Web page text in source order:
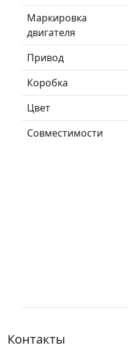
Маркировка
двигателя
Привод
Коробка
Цвет
Совместимости
Контакты